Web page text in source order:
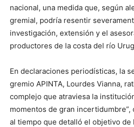
nacional, una medida que, según
gremial, podría resentir
investigación, extensión y el
productores de la costa del río
En declaraciones periodísticas, la
gremio APINTA, Lourdes Vianna,
complejo que atraviesa la
momentos de gran
al tiempo que detalló el objetivo de